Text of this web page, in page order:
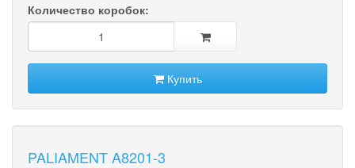
Количество коробок:
Купить
PALIAMENT A8201-3